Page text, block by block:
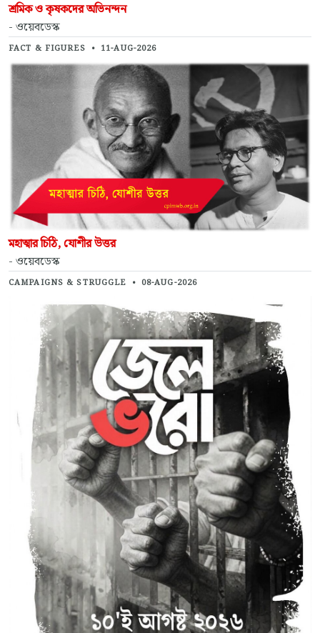
শ্রমিক ও কৃষকদের অভিনন্দন
- ওয়েবডেস্ক
FACT & FIGURES • 11-AUG-2026
মহাত্মার চিঠি, যোশীর উত্তর
- ওয়েবডেস্ক
CAMPAIGNS & STRUGGLE • 08-AUG-2026